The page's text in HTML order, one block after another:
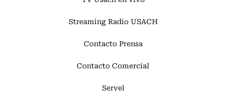
Streaming Radio USACH
Contacto Prensa
Contacto Comercial
Servel